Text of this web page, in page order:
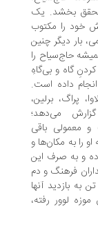
بخشد. یک
را مکتوب
چنین
را
و بی‌گاهِ
است.
برلین،
می‌دهد؛
باقی
مکان‌ها و
صرف این
و دم
آنها
رفته،